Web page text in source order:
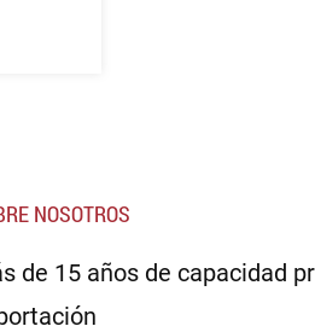
NOSOTROS
de 15 años de capacidad